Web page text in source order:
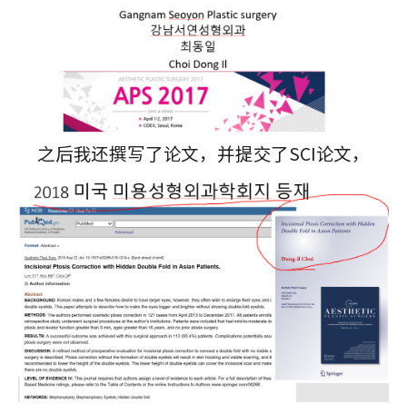
之后我还撰写了论文，并提交了SCI论文，